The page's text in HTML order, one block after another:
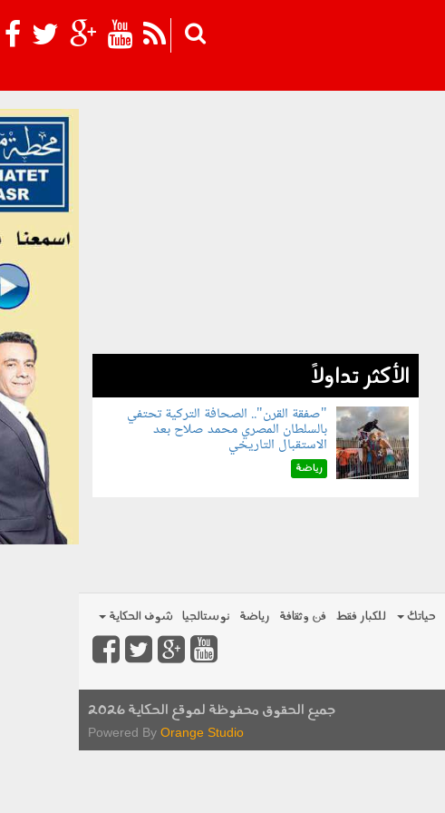
الأكثر تداولاً
070801.jpg
"صفقة القرن".. الصحافة التركية تحتفي
بالسلطان المصري محمد صلاح بعد
الاستقبال التاريخي
رياضة
حياتك للكبار فقط فن وثقافة رياضة نوستالجيا شوف الحكاية
جميع الحقوق محفوظة لموقع الحكاية 2026
Powered By Orange Studio